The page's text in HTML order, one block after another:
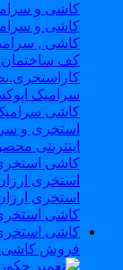
فروش کاشی